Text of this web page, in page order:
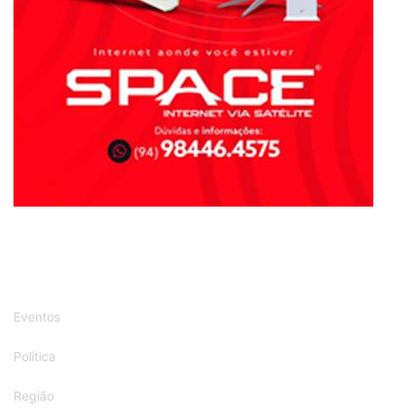
Eventos
Política
Região